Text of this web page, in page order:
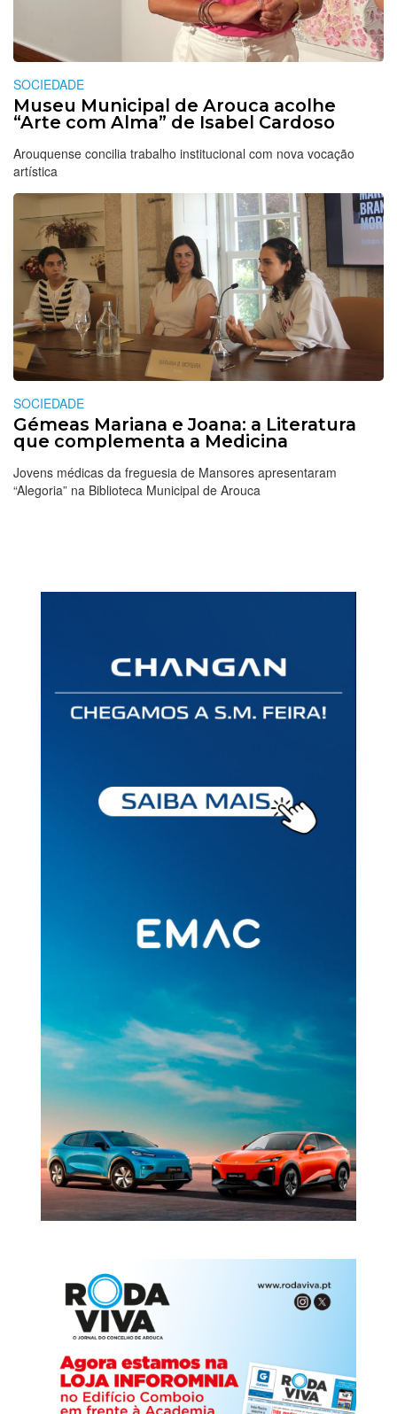
SOCIEDADE
Museu Municipal de Arouca acolhe
“Arte com Alma” de Isabel Cardoso
Arouquense concilia trabalho institucional com nova vocação
artística
SOCIEDADE
Gémeas Mariana e Joana: a Literatura
que complementa a Medicina
Jovens médicas da freguesia de Mansores apresentaram
“Alegoria” na Biblioteca Municipal de Arouca